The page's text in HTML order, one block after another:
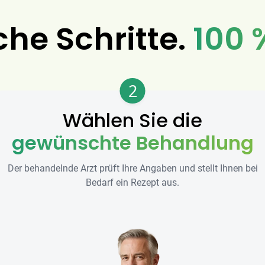
Schritte. 100
2
Wählen Sie die
gewünschte Behandlung
Der behandelnde Arzt prüft Ihre Angaben und stellt Ihnen bei
Bedarf ein Rezept aus.